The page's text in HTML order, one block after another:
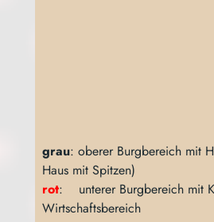
KontaktImpressumDatenschutz